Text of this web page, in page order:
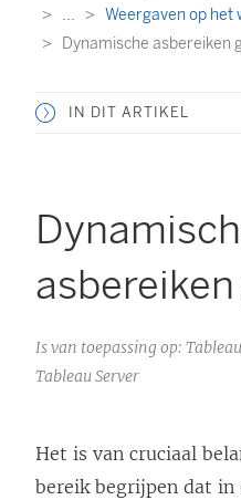
...
Weergaven op het
Dynamische asbereiken
IN DIT ARTIKEL
Is van toepassing op:
Tableau Server
Het is van cruciaal
bereik begrijpen dat